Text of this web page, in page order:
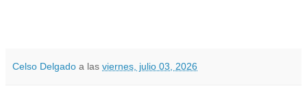
Celso Delgado a las viernes, julio 03, 2026